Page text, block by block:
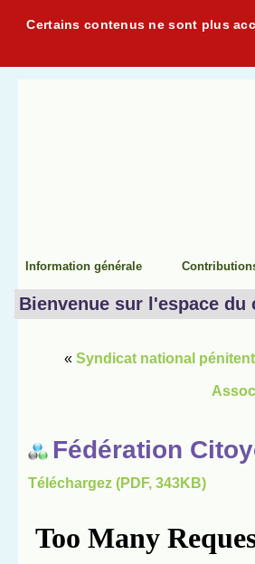
Certains contenus ne sont plus
Information générale
Bienvenue sur l'espace
« Syndicat national
Fédération
Téléchargez (PDF, 343KB)